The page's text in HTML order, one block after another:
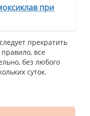
при
прекратить
все
без любого
суток.